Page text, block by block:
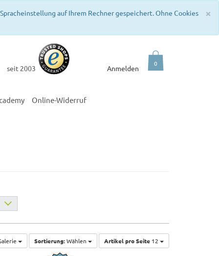
×
auf Ihrem Rechner gespeichert. Ohne Cookies
seit 2003 Anmelden
0
Online-Widerruf
Sortierung:Wählen Artikel pro Seite 12